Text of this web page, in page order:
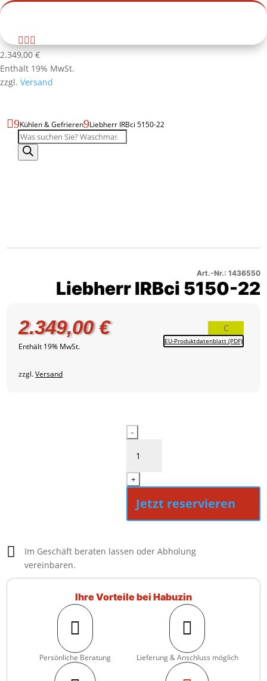
Zur Habuzin Startseite

Produktdatenblatt
als
PDF
Produktseite
drucken
2.349,00€
Enthält 19% MwSt.
zzgl. Versand
9Kühlen & Gefrieren9Liebherr IRBci 5150-22
Produktsuche
–
Produktbild
2
Art.-Nr.: 1436550
Liebherr IRBci 5150-22
2.349,00€
Enthält 19% MwSt.
zzgl.Versand
C
EU-Produktdatenblatt (PDF)
Liebherr
5150-
22
Menge
-
+
Jetzt reservieren

Im Geschäft beraten lassen oder Abholung
vereinbaren.
Ihre Vorteile bei Habuzin

Persönliche Beratung

Lieferung & Anschluss möglich